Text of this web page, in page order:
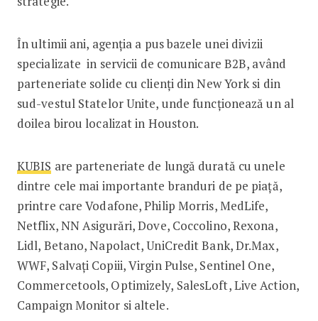
În ultimii ani, agenția a pus bazele unei divizii
specializate in servicii de comunicare B2B, având
parteneriate solide cu clienți din New York si din
sud-vestul Statelor Unite, unde funcționează un al
doilea birou localizat in Houston.
KUBIS are parteneriate de lungă durată cu unele
dintre cele mai importante branduri de pe piață,
printre care Vodafone, Philip Morris, MedLife,
Netflix, NN Asigurări, Dove, Coccolino, Rexona,
Lidl, Betano, Napolact, UniCredit Bank, Dr.Max,
WWF, Salvați Copiii, Virgin Pulse, Sentinel One,
Commercetools, Optimizely, SalesLoft, Live Action,
Campaign Monitor si altele.